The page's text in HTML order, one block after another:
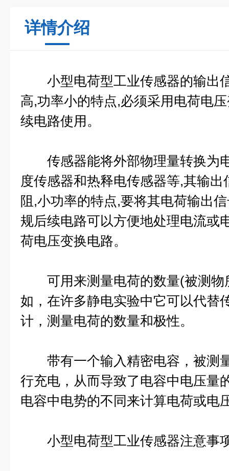
详情介绍
小型电荷型工业传感器的输出
高,功率小的特点,必须采用电荷电
续电路使用。
传感器能将外部物理量转换为
度传感器和热释电传感器等,其输
阻,小功率的特点,要将其电荷输出
规后续电路可以方便地处理电流或
荷电压变换电路。
可用来测量电荷的数量(被测物
如，在许多静电实验中它可以代替
计，测量电荷的数量和极性。
带有一个输入精密电容，被测
行充电，从而导致了电容中电压量
电容中电势的不同来计算电荷或电
小型电荷型工业传感器注意事